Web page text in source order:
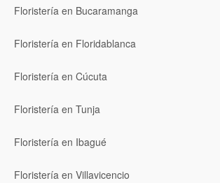
Floristería en Bucaramanga
Floristería en Floridablanca
Floristería en Cúcuta
Floristería en Tunja
Floristería en Ibagué
Floristería en Villavicencio